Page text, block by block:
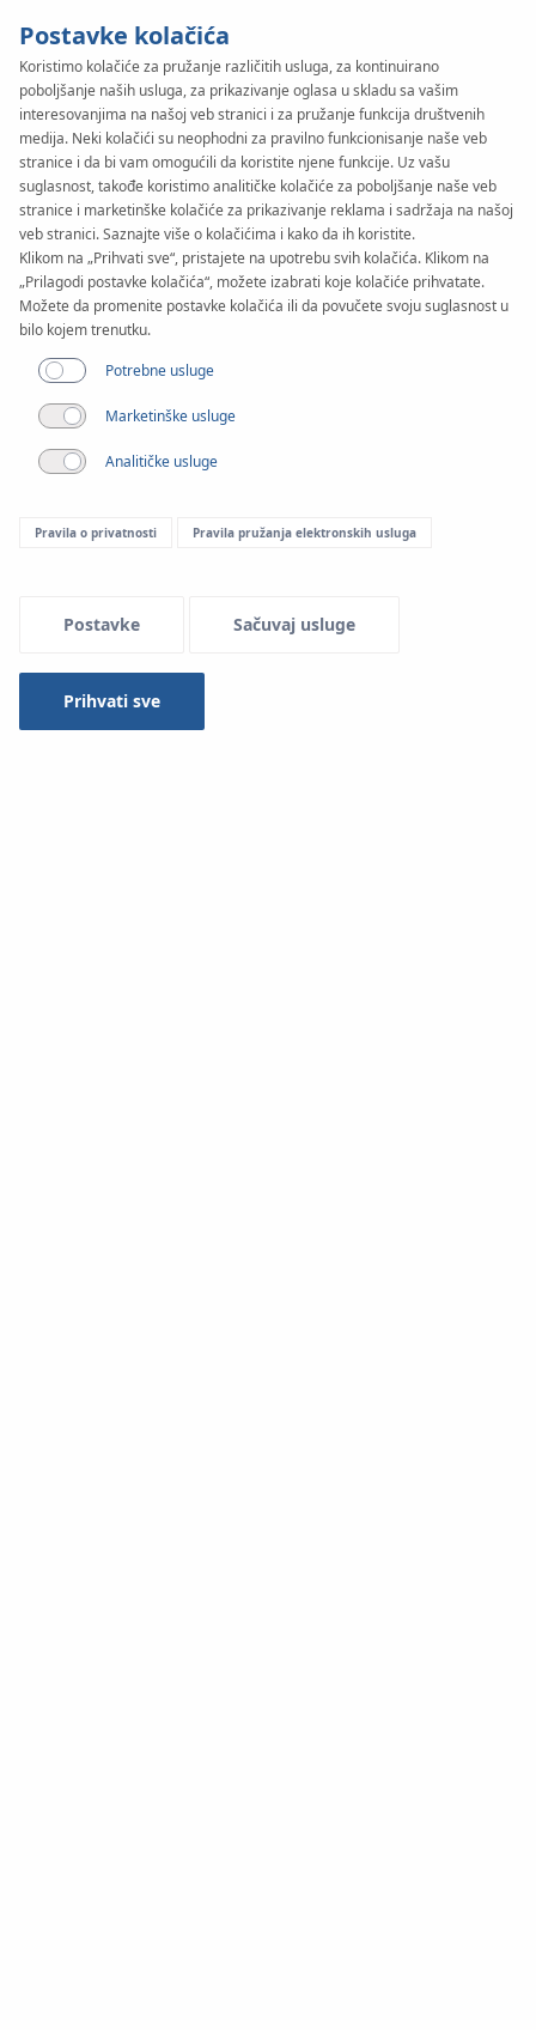
SYSTEMKAN-therm
TBS
Postavke kolačića
Koristimo kolačiće za pružanje različitih usluga, za kontinuirano
poboljšanje naših usluga, za prikazivanje oglasa u skladu sa vašim
interesovanjima na našoj veb stranici i za pružanje funkcija društvenih
medija. Neki kolačići su neophodni za pravilno funkcionisanje naše veb
stranice i da bi vam omogućili da koristite njene funkcije. Uz vašu
suglasnost, takođe koristimo analitičke kolačiće za poboljšanje naše veb
stranice i marketinške kolačiće za prikazivanje reklama i sadržaja na našoj
veb stranici. Saznajte više o kolačićima i kako da ih koristite.
Klikom na „Prihvati sve“, pristajete na upotrebu svih kolačića. Klikom na
„Prilagodi postavke kolačića“, možete izabrati koje kolačiće prihvatate.
Možete da promenite postavke kolačića ili da povučete svoju suglasnost u
bilo kojem trenutku.
Potrebne usluge
Marketinške usluge
Analitičke usluge
Pravila o privatnosti Pravila pružanja elektronskih usluga
Postavke Sačuvaj usluge
Prihvati sve